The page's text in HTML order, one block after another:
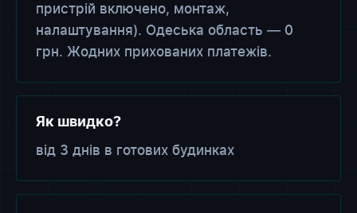
пристрій включено, монтаж,
налаштування). Одеська область — 0
грн. Жодних прихованих платежів.
Як швидко?
від 3 днів в готових будинках